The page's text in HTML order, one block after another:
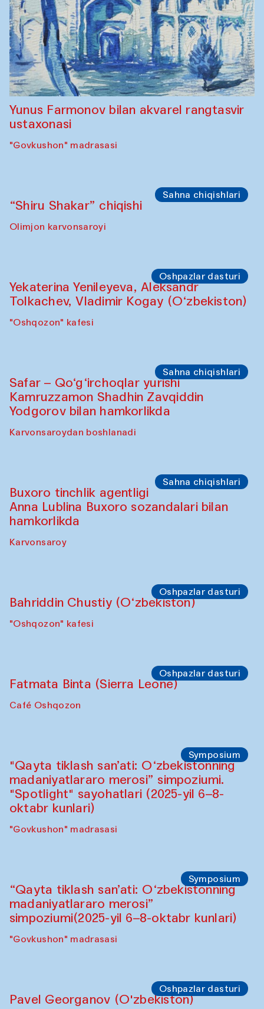
Yunus Farmonov bilan akvarel rangtasvir
ustaxonasi
"Govkushon" madrasasi
Sahna chiqishlari
“Shiru Shakar” chiqishi
Olimjon karvonsaroyi
Oshpazlar dasturi
Yekaterina Yenileyeva, Aleksandr
Tolkachev, Vladimir Kogay (O‘zbekiston)
"Oshqozon" kafesi
Sahna chiqishlari
Safar – Qo‘g‘irchoqlar yurishi
Kamruzzamon Shadhin Zavqiddin
Yodgorov bilan hamkorlikda
Karvonsaroydan boshlanadi
Sahna chiqishlari
Buxoro tinchlik agentligi
Anna Lublina Buxoro sozandalari bilan
hamkorlikda
Karvonsaroy
Oshpazlar dasturi
Bahriddin Chustiy (O‘zbekiston)
"Oshqozon" kafesi
Oshpazlar dasturi
Fatmata Binta (Sierra Leone)
Café Oshqozon
Symposium
"Qayta tiklash san’ati: O‘zbekistonning
madaniyatlararo merosi” simpoziumi.
"Spotlight" sayohatlari (2025-yil 6–8-
oktabr kunlari)
"Govkushon" madrasasi
Symposium
“Qayta tiklash san’ati: O‘zbekistonning
madaniyatlararo merosi”
simpoziumi(2025-yil 6–8-oktabr kunlari)
"Govkushon" madrasasi
Oshpazlar dasturi
Pavel Georganov (O'zbekiston)